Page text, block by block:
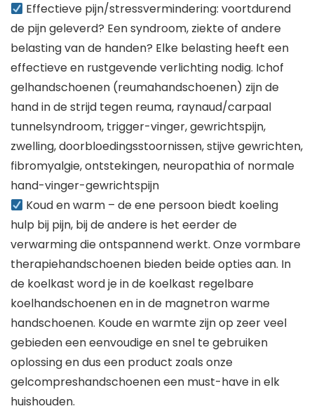
Effectieve pijn/stressvermindering: voortdurend
de pijn geleverd? Een syndroom, ziekte of andere
belasting van de handen? Elke belasting heeft een
effectieve en rustgevende verlichting nodig. Ichof
gelhandschoenen (reumahandschoenen) zijn de
hand in de strijd tegen reuma, raynaud/carpaal
tunnelsyndroom, trigger-vinger, gewrichtspijn,
zwelling, doorbloedingsstoornissen, stijve gewrichten,
fibromyalgie, ontstekingen, neuropathia of normale
hand-vinger-gewrichtspijn
Koud en warm – de ene persoon biedt koeling
hulp bij pijn, bij de andere is het eerder de
verwarming die ontspannend werkt. Onze vormbare
therapiehandschoenen bieden beide opties aan. In
de koelkast word je in de koelkast regelbare
koelhandschoenen en in de magnetron warme
handschoenen. Koude en warmte zijn op zeer veel
gebieden een eenvoudige en snel te gebruiken
oplossing en dus een product zoals onze
gelcompreshandschoenen een must-have in elk
huishouden.